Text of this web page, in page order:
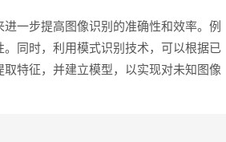
一步提高图像识别的准确性和效率。例
同时，利用模式识别技术，可以根据已
特征，并建立模型，以实现对未知图像